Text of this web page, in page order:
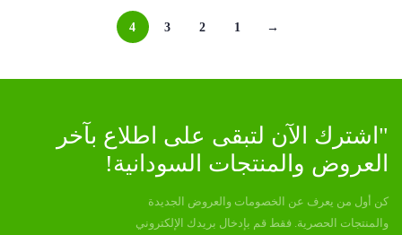
→
1
2
3
4
"اشترك الآن لتبقى على اطلاع بآخر
العروض والمنتجات السودانية!
كن أول من يعرف عن الخصومات والعروض الجديدة
والمنتجات الحصرية. فقط قم بإدخال بريدك الإلكتروني